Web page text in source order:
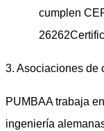
cumplen ​
26262
3. Asociaciones de
PUMBAA trabaja
ingeniería